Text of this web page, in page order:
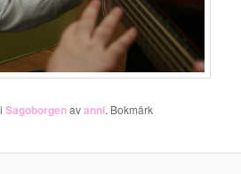
iSagoborgenavanni. Bokmärk